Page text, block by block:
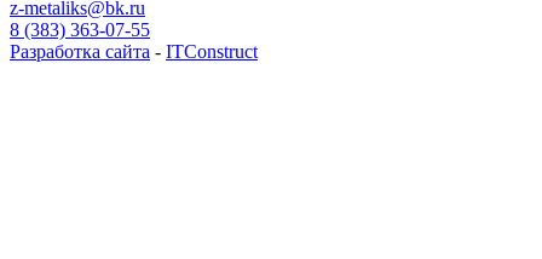
z-metaliks@bk.ru
8 (383) 363-07-55
Разработка сайта - ITConstruct